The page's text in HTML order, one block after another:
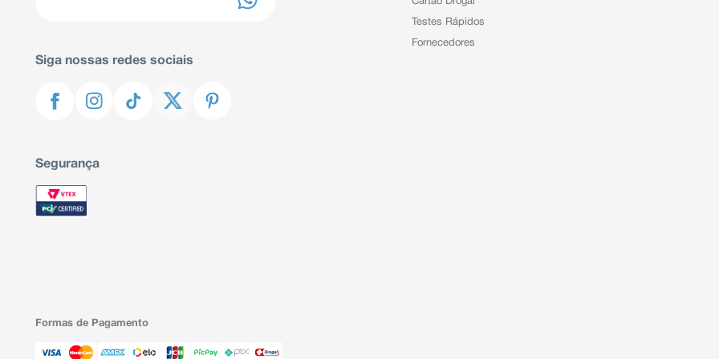
Siga nossas redes sociais
Segurança
Testes Rápidos
Fornecedores
Formas de Pagamento